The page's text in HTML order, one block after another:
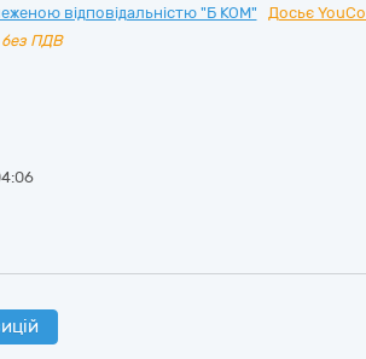
відповідальністю "Б КОМ"
Досьє
без ПДВ